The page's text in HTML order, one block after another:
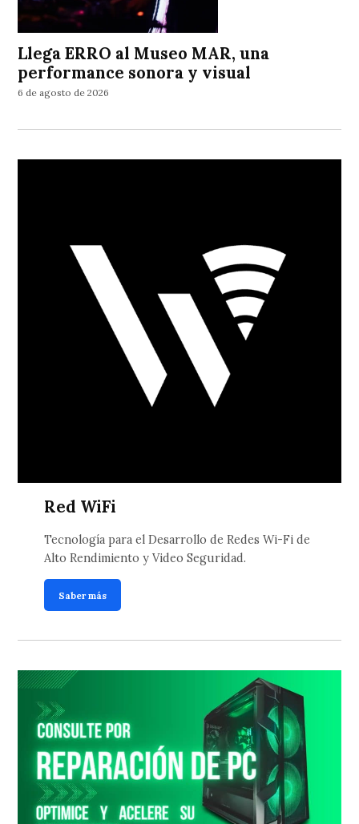
Llega ERRO al Museo MAR, una
performance sonora y visual
6 de agosto de 2026
Red WiFi
Tecnología para el Desarrollo de Redes Wi-Fi de
Alto Rendimiento y Video Seguridad.
Saber más